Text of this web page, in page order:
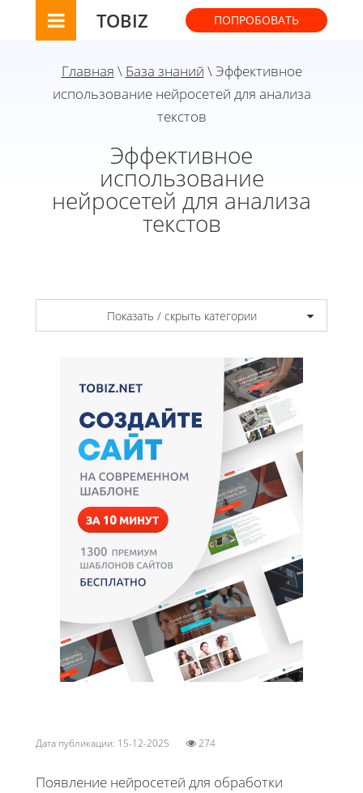
TOBIZ ПОПРОБОВАТЬ
Главная \ База знаний \ Эффективное
использование нейросетей для анализа
текстов
Эффективное
использование
нейросетей для анализа
текстов
Показать / скрыть категории
Дата публикации: 15-12-2025 274
Появление нейросетей для обработки